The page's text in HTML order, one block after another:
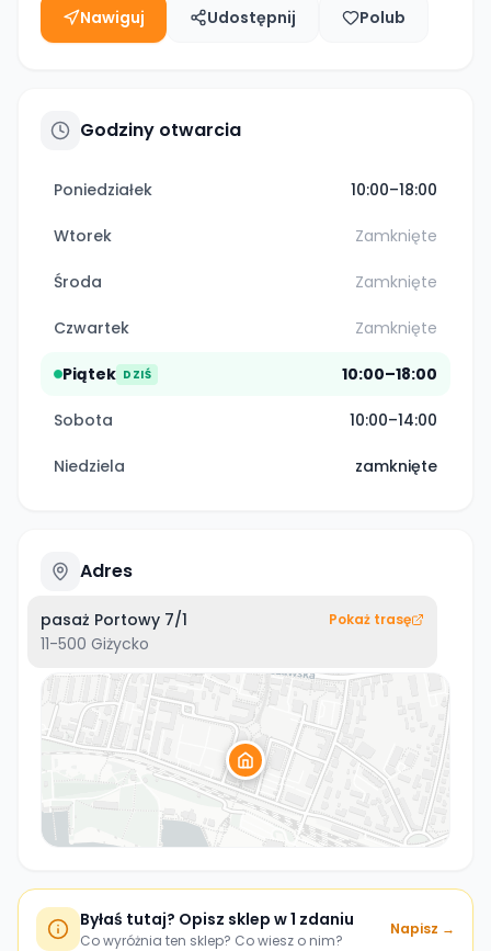
Nawiguj Udostępnij Polub
Godziny otwarcia
Poniedziałek 10:00–18:00
Wtorek Zamknięte
Środa Zamknięte
Czwartek Zamknięte
Piątek DZIŚ 10:00–18:00
Sobota 10:00–14:00
Niedziela zamknięte
Adres
pasaż Portowy 7/1
11-500 Giżycko
Pokaż trasę
Byłaś tutaj? Opisz sklep w 1 zdaniu
Co wyróżnia ten sklep? Co wiesz o nim?
Napisz →